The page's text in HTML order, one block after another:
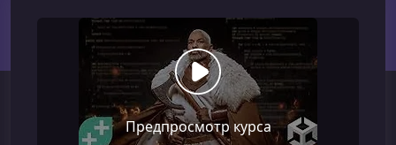
Предпросмотр курса